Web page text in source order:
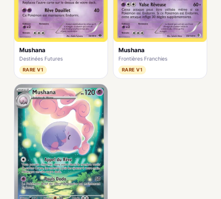
Mushana
Destinées Futures
RARE V1
Mushana
Frontières Franchies
RARE V1